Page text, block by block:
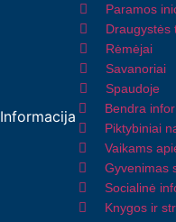
Paramos
Draugystės
Rėmėjai
Savanoriai
Spaudoje
Informacija
Bendra
Piktybiniai
Vaikams
Gyvenimas
Socialinė
Knygos ir